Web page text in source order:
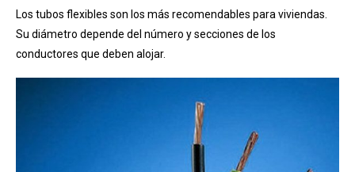
Los tubos flexibles son los más recomendables para viviendas.
Su diámetro depende del número y secciones de los
conductores que deben alojar.